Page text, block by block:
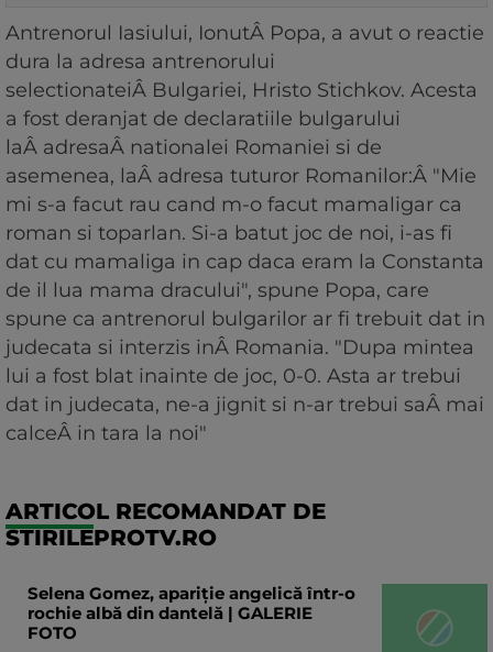
Antrenorul Iasiului, IonutÂ Popa, a avut o reactie
dura la adresa antrenorului
selectionateiÂ Bulgariei, Hristo Stichkov. Acesta
a fost deranjat de declaratiile bulgarului
laÂ adresaÂ nationalei Romaniei si de
asemenea, laÂ adresa tuturor Romanilor:Â "Mie
mi s-a facut rau cand m-o facut mamaligar ca
roman si toparlan. Si-a batut joc de noi, i-as fi
dat cu mamaliga in cap daca eram la Constanta
de il lua mama dracului", spune Popa, care
spune ca antrenorul bulgarilor ar fi trebuit dat in
judecata si interzis inÂ Romania. "Dupa mintea
lui a fost blat inainte de joc, 0-0. Asta ar trebui
dat in judecata, ne-a jignit si n-ar trebui saÂ mai
calceÂ in tara la noi"
ARTICOL RECOMANDAT DE
STIRILEPROTV.RO
Selena Gomez, apariție angelică într-o
rochie albă din dantelă | GALERIE
FOTO